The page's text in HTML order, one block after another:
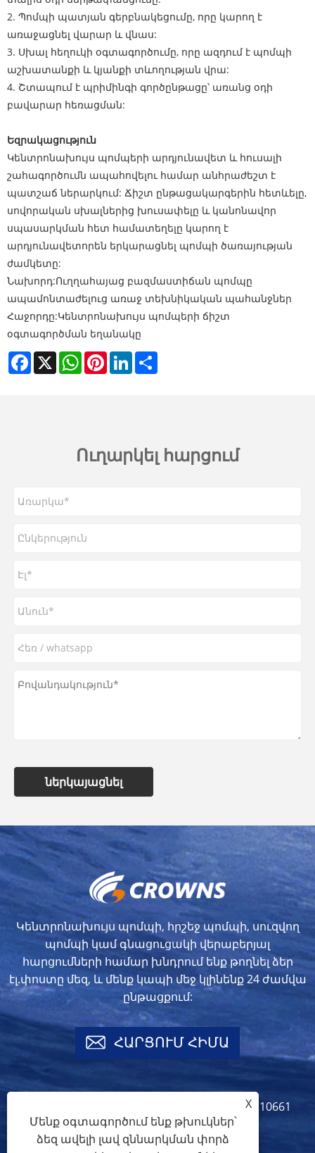
2. Պոմպի պատյան գերբնակեցումը, որը կարող է
առաջացնել վարար և վնաս:
3. Սխալ հեղուկի օգտագործումը, որը ազդում է պոմպի
աշխատանքի և կյանքի տևողության վրա:
4. Շտապում է պրիմինգի գործընթացը՝ առանց օդի
բավարար հեռացման:
Եզրակացություն
Կենտրոնախույս պոմպերի արդյունավետ և հուսալի
շահագործումն ապահովելու համար անհրաժեշտ է
պատշաճ ներարկում: Ճիշտ ընթացակարգերին հետևելը,
սովորական սխալներից խուսափելը և կանոնավոր
սպասարկման հետ համատեղելը կարող է
արդյունավետորեն երկարացնել պոմպի ծառայության
ժամկետը:
Նախորդ:Ուղղահայաց բազմաստիճան պոմպը
ապամոնտաժելուց առաջ տեխնիկական պահանջներ
Հաջորդը:Կենտրոնախույս պոմպերի ճիշտ
օգտագործման եղանակը
Facebook
X WhatsAppPinterestLinkedIn
Ուղարկել հարցում
ներկայացնել
Կենտրոնախույս պոմպի, հրշեջ պոմպի, սուզվող
պոմպի կամ գնացուցակի վերաբերյալ
հարցումների համար խնդրում ենք թողնել ձեր
էլ.փոստը մեզ, և մենք կապի մեջ կլինենք 24 ժամվա
ընթացքում:
ՀԱՐՑՈՒՄ ՀԻՄԱ
+86-18217210661
+86-18217210661
X
Մենք օգտագործում ենք թխուկներ՝
ձեզ ավելի լավ զննարկման փորձ